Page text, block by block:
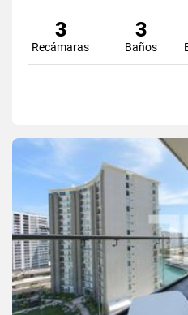
3
Recámaras
3
Baños